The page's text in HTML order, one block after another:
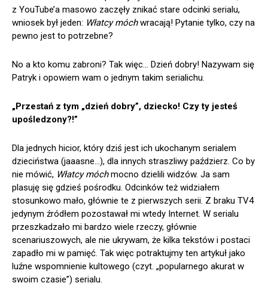
z YouTube’a masowo zaczęły znikać stare odcinki serialu,
wniosek był jeden: Włatcy móchwracają! Pytanie tylko, czy na
pewno jest to potrzebne?
No a kto komu zabroni? Tak więc… Dzień dobry! Nazywam się
Patryk i opowiem wam o jednym takim serialichu.
„Przestań z tym „dzień dobry”, dziecko! Czy ty jesteś
upośledzony?!”
Dla jednych hicior, który dziś jest ich ukochanym serialem
dzieciństwa (jaaasne…), dla innych straszliwy paździerz. Co by
nie mówić, Włatcy móchmocno dzielili widzów. Ja sam
plasuję się gdzieś pośrodku. Odcinków też widziałem
stosunkowo mało, głównie te z pierwszych serii. Z braku TV4
jedynym źródłem pozostawał mi wtedy Internet. W serialu
przeszkadzało mi bardzo wiele rzeczy, głównie
scenariuszowych, ale nie ukrywam, że kilka tekstów i postaci
zapadło mi w pamięć. Tak więc potraktujmy ten artykuł jako
luźne wspomnienie kultowego (czyt. „popularnego akurat w
swoim czasie”) serialu.